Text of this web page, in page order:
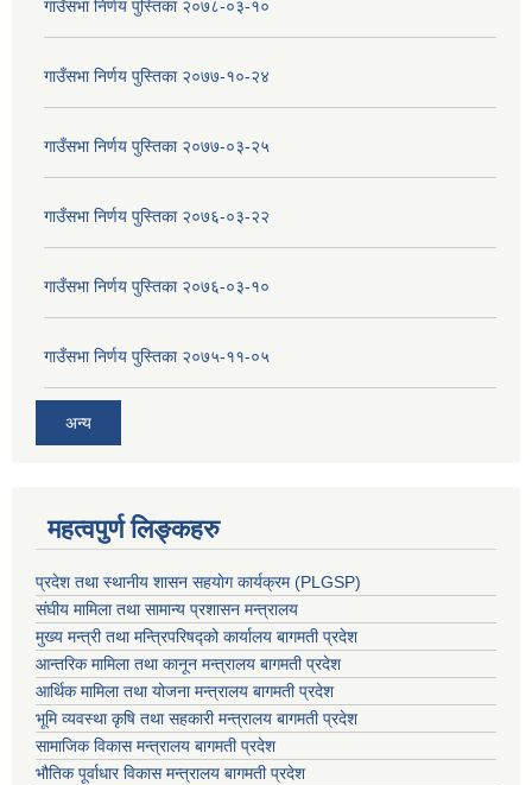
गाउँसभा निर्णय पुस्तिका २०७८-०३-१०
गाउँसभा निर्णय पुस्तिका २०७७-१०-२४
गाउँसभा निर्णय पुस्तिका २०७७-०३-२५
गाउँसभा निर्णय पुस्तिका २०७६-०३-२२
गाउँसभा निर्णय पुस्तिका २०७६-०३-१०
गाउँसभा निर्णय पुस्तिका २०७५-११-०५
अन्य
महत्वपुर्ण लिङ्कहरु
प्रदेश तथा स्थानीय शासन सहयाेग कार्यक्रम (PLGSP)
संघीय मामिला तथा सामान्य प्रशासन मन्त्रालय
मुख्य मन्त्री तथा मन्त्रिपरिषद्को कार्यालय बागमती प्रदेश
आन्तरिक मामिला तथा कानून मन्त्रालय बागमती प्रदेश
आर्थिक मामिला तथा योजना मन्त्रालय बागमती प्रदेश
भूमि व्यवस्था कृषि तथा सहकारी मन्त्रालय बागमती प्रदेश
सामाजिक विकास मन्त्रालय बागमती प्रदेश
भौतिक पूर्वाधार विकास मन्त्रालय बागमती प्रदेश